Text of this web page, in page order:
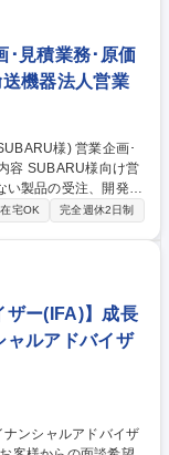
ライン商談も導入し
界トップクラスの製
後は丁寧な研修があ
･見積業務･原価
機器法人営業
い製品の受注、開発、
います。主に次世代
･生産･調達部門)との
車用電装品(ワイヤー
HMI(メーター)製品な
在宅OK 完全週休2日制
ザー(IFA)】成長
ャルアドバイザ